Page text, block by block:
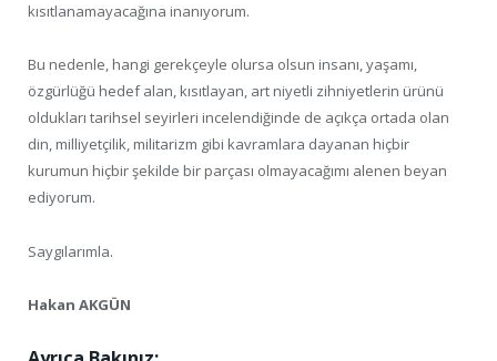
kısıtlanamayacağına inanıyorum.
Bu nedenle, hangi gerekçeyle olursa olsun insanı, yaşamı,
özgürlüğü hedef alan, kısıtlayan, art niyetli zihniyetlerin ürünü
oldukları tarihsel seyirleri incelendiğinde de açıkça ortada olan
din, milliyetçilik, militarizm gibi kavramlara dayanan hiçbir
kurumun hiçbir şekilde bir parçası olmayacağımı alenen beyan
ediyorum.
Saygılarımla.
Hakan AKGÜN